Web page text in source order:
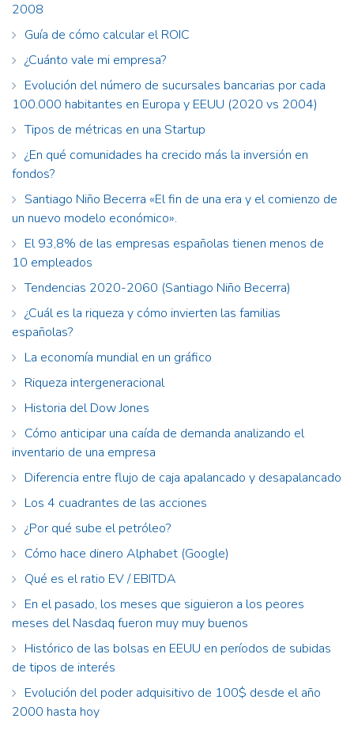
2008
Guía de cómo calcular el ROIC
¿Cuánto vale mi empresa?
Evolución del número de sucursales bancarias por cada
100.000 habitantes en Europa y EEUU (2020 vs 2004)
Tipos de métricas en una Startup
¿En qué comunidades ha crecido más la inversión en
fondos?
Santiago Niño Becerra «El fin de una era y el comienzo de
un nuevo modelo económico».
El 93,8% de las empresas españolas tienen menos de
10 empleados
Tendencias 2020-2060 (Santiago Niño Becerra)
¿Cuál es la riqueza y cómo invierten las familias
españolas?
La economía mundial en un gráfico
Riqueza intergeneracional
Historia del Dow Jones
Cómo anticipar una caída de demanda analizando el
inventario de una empresa
Diferencia entre flujo de caja apalancado y desapalancado
Los 4 cuadrantes de las acciones
¿Por qué sube el petróleo?
Cómo hace dinero Alphabet (Google)
Qué es el ratio EV / EBITDA
En el pasado, los meses que siguieron a los peores
meses del Nasdaq fueron muy muy buenos
Histórico de las bolsas en EEUU en períodos de subidas
de tipos de interés
Evolución del poder adquisitivo de 100$ desde el año
2000 hasta hoy